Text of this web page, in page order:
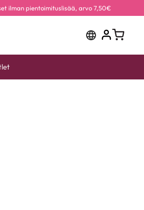
ilman pientoimituslisää, arvo 7,50€